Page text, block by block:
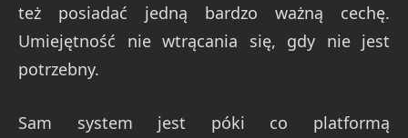
też posiadać jedną bardzo ważną cechę.
Umiejętność nie wtrącania się, gdy nie jest
potrzebny.
Sam system jest póki co platformą